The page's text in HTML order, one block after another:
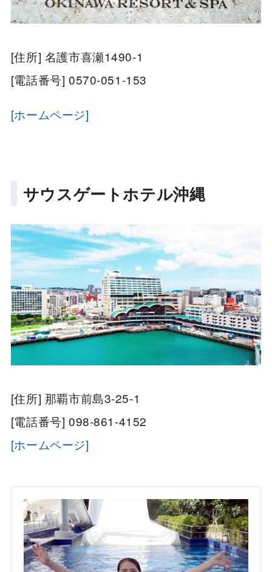
[住所] 名護市喜瀬1490-1
[電話番号] 0570-051-153
[ホームページ]
サウスゲートホテル沖縄
[住所] 那覇市前島3-25-1
[電話番号] 098-861-4152
[ホームページ]